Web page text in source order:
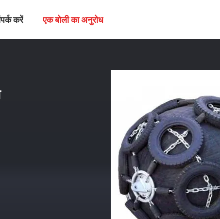
करें एक बोली का अनुरोध